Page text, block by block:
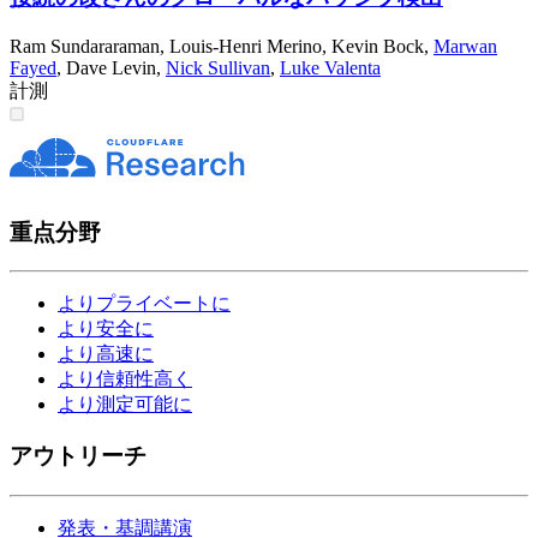
Ram Sundararaman, Louis-Henri Merino, Kevin Bock, Marwan
Fayed, Dave Levin, Nick Sullivan, Luke Valenta
計測
重点分野
よりプライベートに
より安全に
より高速に
より信頼性高く
より測定可能に
アウトリーチ
発表・基調講演